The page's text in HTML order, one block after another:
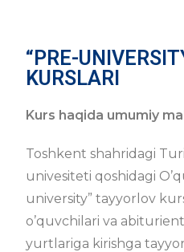
“PRE-
KURSLARI
Kurs haqida umumiy
Toshkent shahridagi
univesiteti qoshidagi
university” tayyorlov
o’quvchilari va
yurtlariga kirishga